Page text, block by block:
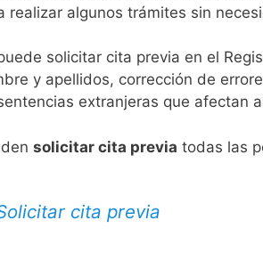
realizar algunos trámites sin
solicitar cita previa en el
y apellidos, corrección de
extranjeras que afectan
solicitar cita previa todas las
cita previa